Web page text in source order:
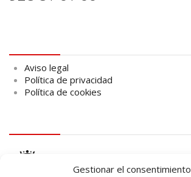
Gestionar el consentimiento
Aviso legal
Política de privacidad
Política de cookies